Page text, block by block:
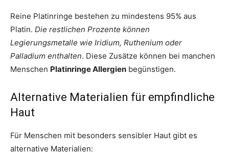
Reine Platinringe bestehen zu mindestens 95% aus
Platin. Die restlichen Prozente können
Legierungsmetalle wie Iridium, Ruthenium oder
Palladium enthalten. Diese Zusätze können bei manchen
Menschen Platinringe Allergien begünstigen.
Alternative Materialien für empfindliche
Haut
Für Menschen mit besonders sensibler Haut gibt es
alternative Materialien: